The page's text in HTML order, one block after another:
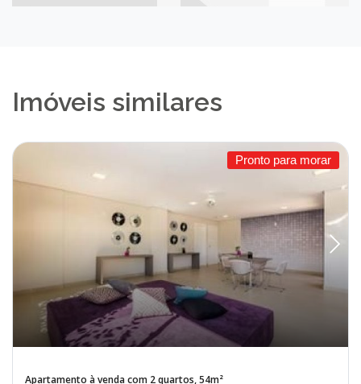
Imóveis similares
Pronto para morar
Apartamento à venda com 2 quartos, 54m²